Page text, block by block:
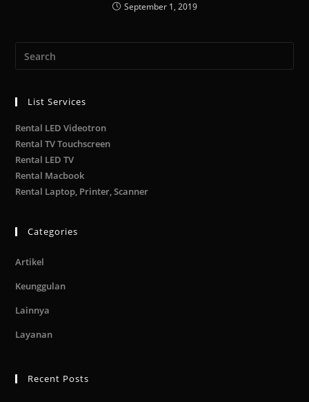
September 1, 2019
List Services
Rental LED Videotron
Rental TV Touchscreen
Rental LED TV
Rental Macbook
Rental Laptop, Printer, Scanner
Categories
Artikel
Keunggulan
Lainnya
Layanan
Recent Posts